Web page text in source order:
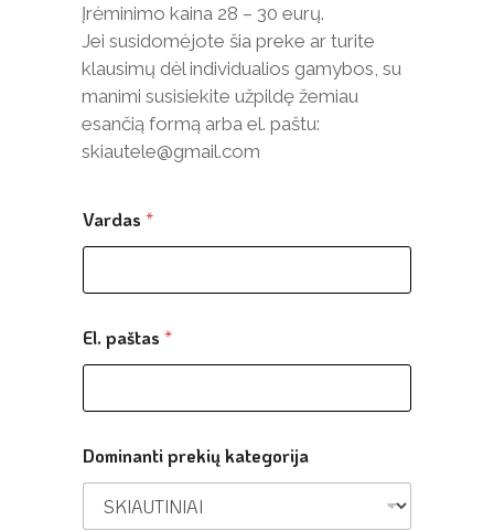
Įrėminimo kaina 28 – 30 eurų.
Jei susidomėjote šia preke ar turite
klausimų dėl individualios gamybos, su
manimi susisiekite užpildę žemiau
esančią formą arba el. paštu:
skiautele@gmail.com
Vardas *
El. paštas *
Dominanti prekių kategorija